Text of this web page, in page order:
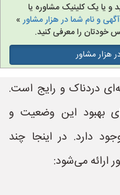
و یا یک کلینیک مشاوره یا
و نام شما در هزار مشاور»
خودتان را معرفی کنید.
هزار مشاور
دردناک و رایج است.
بهبود این وضعیت و
دارد. در اینجا چند
ارائه می‌شود: